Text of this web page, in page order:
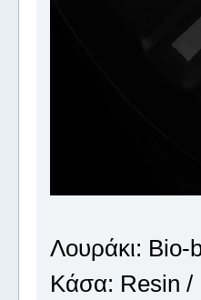
Λουράκι: Bio-
Κάσα: Resin /